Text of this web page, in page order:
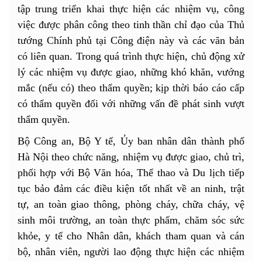
tập trung triển khai thực hiện các nhiệm vụ, công
việc được phân công theo tinh thần chỉ đạo của Thủ
tướng Chính phủ tại Công điện này và các văn bản
có liên quan. Trong quá trình thực hiện, chủ động xử
lý các nhiệm vụ được giao, những khó khăn, vướng
mắc (nếu có) theo thẩm quyền; kịp thời báo cáo cấp
có thẩm quyền đối với những vấn đề phát sinh vượt
thẩm quyền.
Bộ Công an, Bộ Y tế, Ủy ban nhân dân thành phố
Hà Nội theo chức năng, nhiệm vụ được giao, chủ trì,
phối hợp với Bộ Văn hóa, Thể thao và Du lịch tiếp
tục bảo đảm các điều kiện tốt nhất về an ninh, trật
tự, an toàn giao thông, phòng cháy, chữa cháy, vệ
sinh môi trường, an toàn thực phẩm, chăm sóc sức
khỏe, y tế cho Nhân dân, khách tham quan và cán
bộ, nhân viên, người lao động thực hiện các nhiệm